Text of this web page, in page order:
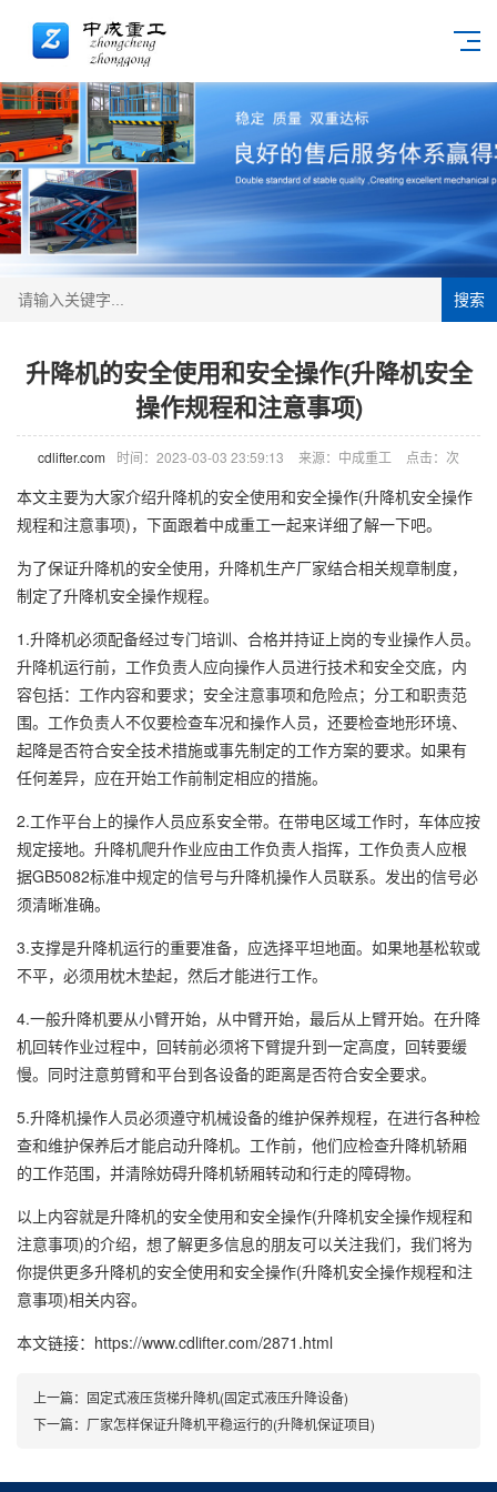
搜索
升降机的安全使用和安全操作(升降机安全
操作规程和注意事项)
cdlifter.com 时间：2023-03-03 23:59:13 来源：中成重工 点击： 次
本文主要为大家介绍升降机的安全使用和安全操作(升降机安全操作
规程和注意事项)，下面跟着中成重工一起来详细了解一下吧。
为了保证升降机的安全使用，升降机生产厂家结合相关规章制度，
制定了升降机安全操作规程。
1.升降机必须配备经过专门培训、合格并持证上岗的专业操作人员。
升降机运行前，工作负责人应向操作人员进行技术和安全交底，内
容包括：工作内容和要求；安全注意事项和危险点；分工和职责范
围。工作负责人不仅要检查车况和操作人员，还要检查地形环境、
起降是否符合安全技术措施或事先制定的工作方案的要求。如果有
任何差异，应在开始工作前制定相应的措施。
2.工作平台上的操作人员应系安全带。在带电区域工作时，车体应按
规定接地。升降机爬升作业应由工作负责人指挥，工作负责人应根
据GB5082标准中规定的信号与升降机操作人员联系。发出的信号必
须清晰准确。
3.支撑是升降机运行的重要准备，应选择平坦地面。如果地基松软或
不平，必须用枕木垫起，然后才能进行工作。
4.一般升降机要从小臂开始，从中臂开始，最后从上臂开始。在升降
机回转作业过程中，回转前必须将下臂提升到一定高度，回转要缓
慢。同时注意剪臂和平台到各设备的距离是否符合安全要求。
5.升降机操作人员必须遵守机械设备的维护保养规程，在进行各种检
查和维护保养后才能启动升降机。工作前，他们应检查升降机轿厢
的工作范围，并清除妨碍升降机轿厢转动和行走的障碍物。
以上内容就是升降机的安全使用和安全操作(升降机安全操作规程和
注意事项)的介绍，想了解更多信息的朋友可以关注我们，我们将为
你提供更多升降机的安全使用和安全操作(升降机安全操作规程和注
意事项)相关内容。
本文链接：https://www.cdlifter.com/2871.html
上一篇： 固定式液压货梯升降机(固定式液压升降设备)
下一篇： 厂家怎样保证升降机平稳运行的(升降机保证项目)